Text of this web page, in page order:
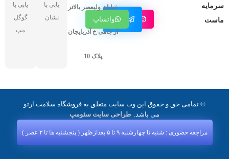
سرمایه
ماست
اینستاگرام
کانال
تلگرامواتساپ
خیابان ولیعصر بالاتر
از جامی خ آذربایجان
پلاک 10
یابی با
نشان
یابی با
گوگل
مپ
© تمامی حق و حقوق این وب سایت متعلق به فروشگاه سلامت ارتو
می باشد.
طراحی سایت سئومپ
مراجعه حضوری : شنبه تا چهارشنبه ۹ تا ۵ بعدازظهر ( پنجشنبه‌ ها تا ۲ عصر )